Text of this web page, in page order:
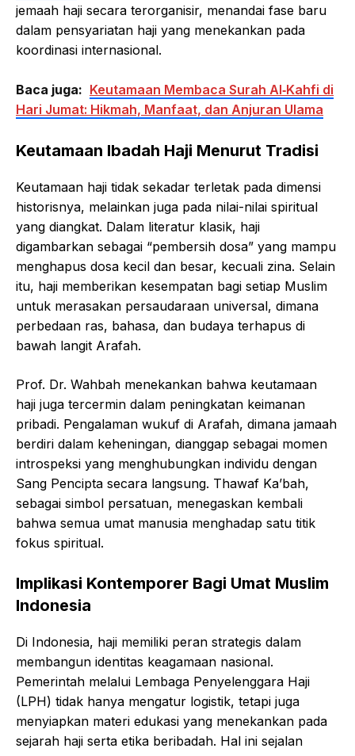
jemaah haji secara terorganisir, menandai fase baru
dalam pensyariatan haji yang menekankan pada
koordinasi internasional.
Baca juga: Keutamaan Membaca Surah Al‑Kahfi di
Hari Jumat: Hikmah, Manfaat, dan Anjuran Ulama
Keutamaan Ibadah Haji Menurut Tradisi
Keutamaan haji tidak sekadar terletak pada dimensi
historisnya, melainkan juga pada nilai-nilai spiritual
yang diangkat. Dalam literatur klasik, haji
digambarkan sebagai “pembersih dosa” yang mampu
menghapus dosa kecil dan besar, kecuali zina. Selain
itu, haji memberikan kesempatan bagi setiap Muslim
untuk merasakan persaudaraan universal, dimana
perbedaan ras, bahasa, dan budaya terhapus di
bawah langit Arafah.
Prof. Dr. Wahbah menekankan bahwa keutamaan
haji juga tercermin dalam peningkatan keimanan
pribadi. Pengalaman wukuf di Arafah, dimana jamaah
berdiri dalam keheningan, dianggap sebagai momen
introspeksi yang menghubungkan individu dengan
Sang Pencipta secara langsung. Thawaf Ka’bah,
sebagai simbol persatuan, menegaskan kembali
bahwa semua umat manusia menghadap satu titik
fokus spiritual.
Implikasi Kontemporer Bagi Umat Muslim
Indonesia
Di Indonesia, haji memiliki peran strategis dalam
membangun identitas keagamaan nasional.
Pemerintah melalui Lembaga Penyelenggara Haji
(LPH) tidak hanya mengatur logistik, tetapi juga
menyiapkan materi edukasi yang menekankan pada
sejarah haji serta etika beribadah. Hal ini sejalan